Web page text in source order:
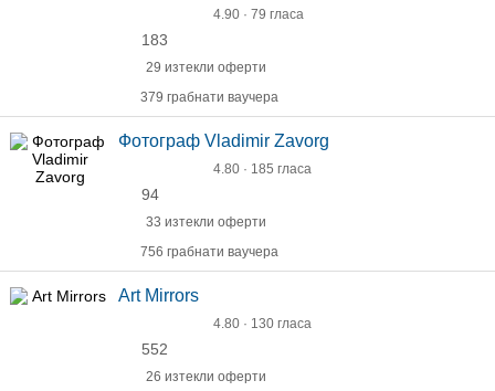
4.90 · 79 гласа
183
29 изтекли оферти
379 грабнати ваучера
Фотограф Vladimir Zavorg
4.80 · 185 гласа
94
33 изтекли оферти
756 грабнати ваучера
Art Mirrors
4.80 · 130 гласа
552
26 изтекли оферти